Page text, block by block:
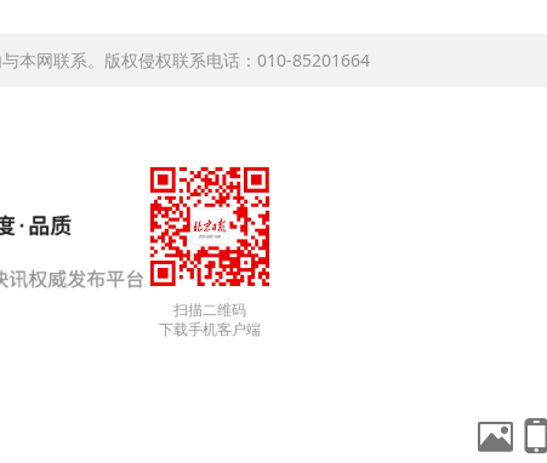
本网联系。版权侵权联系电话：010-85201664
扫描二维码
下载手机客户端